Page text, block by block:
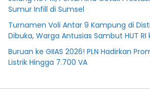
Sumur Infill di Sumsel
Turnamen Voli Antar 9 Kampung di
Dibuka, Warga Antusias Sambut HUT RI
Buruan ke GIIAS 2026! PLN Hadirkan
Listrik Hingga 7.700 VA